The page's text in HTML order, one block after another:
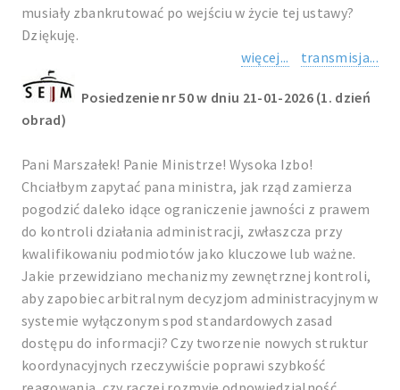
musiały zbankrutować po wejściu w życie tej ustawy?
Dziękuję.
więcej...
transmisja...
Posiedzenie nr 50 w dniu 21-01-2026 (1. dzień
obrad)
Pani Marszałek! Panie Ministrze! Wysoka Izbo!
Chciałbym zapytać pana ministra, jak rząd zamierza
pogodzić daleko idące ograniczenie jawności z prawem
do kontroli działania administracji, zwłaszcza przy
kwalifikowaniu podmiotów jako kluczowe lub ważne.
Jakie przewidziano mechanizmy zewnętrznej kontroli,
aby zapobiec arbitralnym decyzjom administracyjnym w
systemie wyłączonym spod standardowych zasad
dostępu do informacji? Czy tworzenie nowych struktur
koordynacyjnych rzeczywiście poprawi szybkość